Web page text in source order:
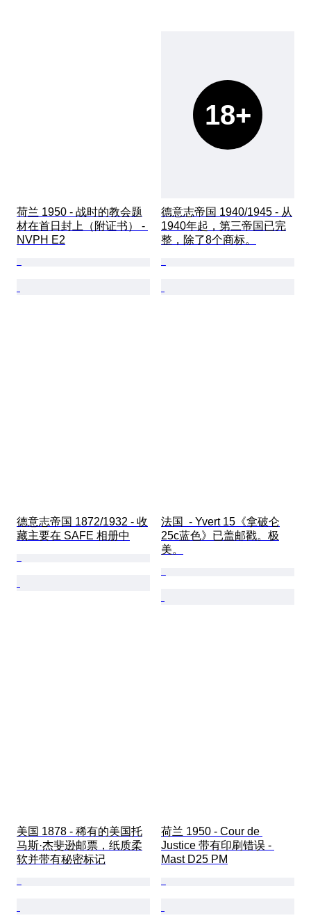
荷兰 1950 - 战时的教会题
材在首日封上（附证书） -
NVPH E2
18+
德意志帝国 1940/1945 - 从
1940年起，第三帝国已完
整，除了8个商标。
德意志帝国 1872/1932 - 收
藏主要在 SAFE 相册中
法国  - Yvert 15《拿破仑
25c蓝色》已盖邮戳。极
美。
美国 1878 - 稀有的美国托
马斯·杰斐逊邮票，纸质柔
软并带有秘密标记
荷兰 1950 - Cour de
Justice 带有印刷错误 -
Mast D25 PM